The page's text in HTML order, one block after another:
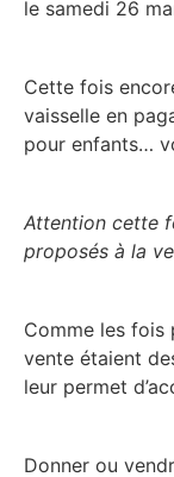
le samedi 26
Cette fois
vaisselle en
pour enfants…
Attention cette
proposés à la
Comme les fois
vente étaient
leur permet
Donner ou